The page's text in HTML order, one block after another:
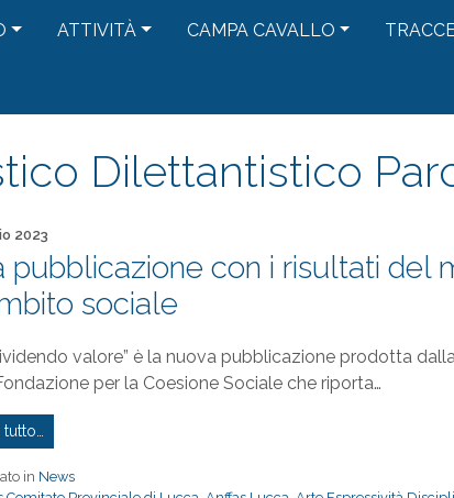
ATTIVITÀ CAMPA CAVALLO
Dilettantistico
il
2023
pubblicazione con i risultati del
sociale
valore” è la nuova pubblicazione prodotta
per la Coesione Sociale che riporta…
in News